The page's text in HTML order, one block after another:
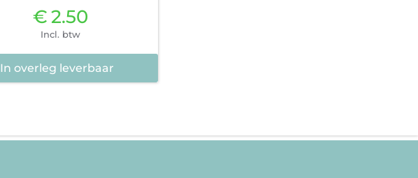
€2.50
Incl. btw
In overleg leverbaar